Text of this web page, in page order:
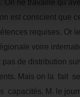
On ne travaille
est conscient que
requises. Or
voire
de distribution
Mais on la fait
capacités. M. le